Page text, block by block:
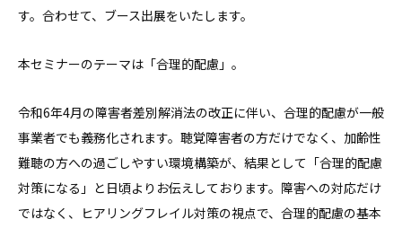
す。合わせて、ブース出展をいたします。
本セミナーのテーマは「合理的配慮」。
令和6年4月の障害者差別解消法の改正に伴い、合理的配慮が一般
事業者でも義務化されます。聴覚障害者の方だけでなく、加齢性
難聴の方への過ごしやすい環境構築が、結果として「合理的配慮
対策になる」と日頃よりお伝えしております。障害への対応だけ
ではなく、ヒアリングフレイル対策の視点で、合理的配慮の基本